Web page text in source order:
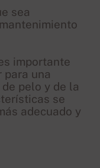
sea
importante
una
pelo y de la
se
adecuado y